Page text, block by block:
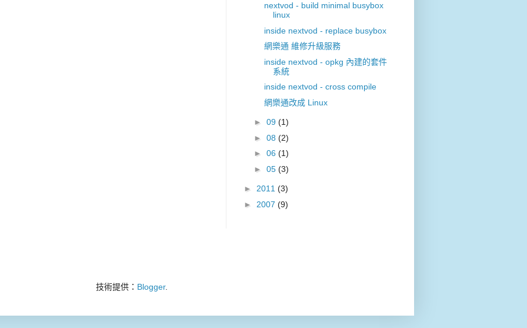
nextvod - build minimal busybox
linux
inside nextvod - replace busybox
網樂通 維修升級服務
inside nextvod - opkg 內建的套件
系統
inside nextvod - cross compile
網樂通改成 Linux
► 09 (1)
► 08 (2)
► 06 (1)
► 05 (3)
► 2011 (3)
► 2007 (9)
技術提供： Blogger.